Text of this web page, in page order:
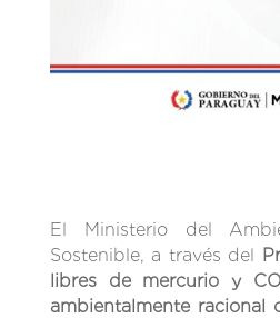
El Ministerio del
Sostenible, a través del
libres de mercurio y
ambientalmente racional